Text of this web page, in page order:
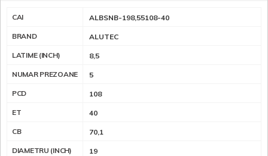
CAI ALBSNB-198,55108-40
BRAND ALUTEC
LATIME (INCH) 8,5
NUMAR PREZOANE 5
PCD 108
ET 40
CB 70,1
DIAMETRU (INCH) 19